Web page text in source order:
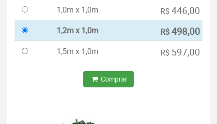
1,0m x 1,0m
R$ 446,00
1,2m x 1,0m R$498,00
1,5m x 1,0m R$ 597,00
Comprar